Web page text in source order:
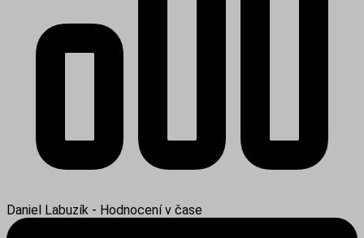
Daniel Labuzík - Hodnocení v čase